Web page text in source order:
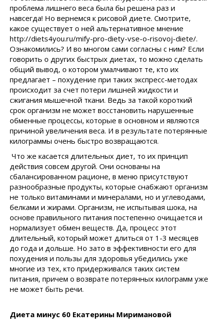
проблема лишнего веса была бы решена раз и
навсегда! Но вернемся к рисовой диете. Смотрите,
какое существует о ней альтернативное мнение
http://diets4you.ru/mify-pro-diety-vse-o-risovoj-diete/.
Ознакомились? И во многом сами согласны с ним? Если
говорить о других быстрых диетах, то можно сделать
общий вывод, о котором умалчивают те, кто их
предлагает – похудение при таких экспресс-методах
происходит за счет потери лишней жидкости и
сжигания мышечной ткани. Ведь за такой короткий
срок организм не может восстановить нарушенные
обменные процессы, которые в основном и являются
причиной увеличения веса. И в результате потерянные
килограммы очень быстро возвращаются.
Что же касается длительных диет, то их принцип
действия совсем другой. Они основаны на
сбалансированном рационе, в меню присутствуют
разнообразные продукты, которые снабжают организм
не только витаминами и минералами, но и углеводами,
белками и жирами. Организм, не испытывая шока, на
основе правильного питания постепенно очищается и
нормализует обмен веществ. Да, процесс этот
длительный, который может длиться от 1-3 месяцев
до года и дольше. Но зато в эффективности его для
похудения и пользы для здоровья убедились уже
многие из тех, кто придерживался таких систем
питания, причем о возврате потерянных килограмм уже
не может быть речи.
Диета минус 60 Екатерины Миримановой